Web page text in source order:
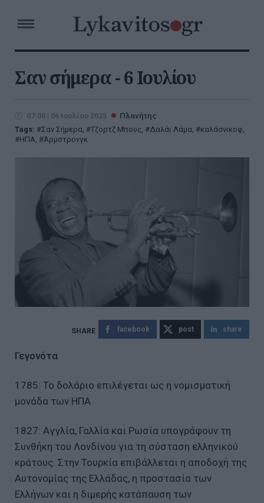
Σαν σήμερα - 6 Ιουλίου
07:00 | 06 Ιουλίου 2025
Πλανήτης
Tags:
Σαν Σήμερα, Τζορτζ Μπους, Δαλάι Λάμα, καλάσνικοφ,
ΗΠΑ, Άρμστρονγκ
facebook post share
Γεγονότα
1785: Το δολάριο επιλέγεται ως η νομισματική
μονάδα των ΗΠΑ
1827: Αγγλία, Γαλλία και Ρωσία υπογράφουν τη
Συνθήκη του Λονδίνου για τη σύσταση ελληνικού
κράτους. Στην Τουρκία επιβάλλεται η αποδοχή της
Αυτονομίας της Ελλάδας, η προστασία των
Ελλήνων και η διμερής κατάπαυση των